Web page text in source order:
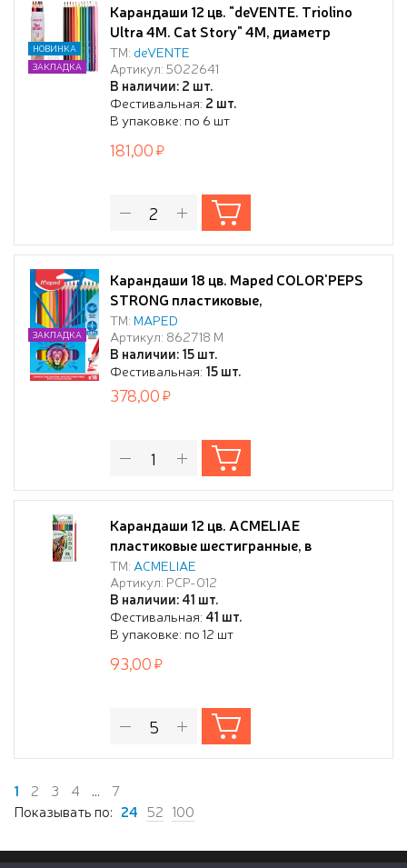
Карандаши 12 цв. "deVENTE. Triolino
Ultra 4М. Cat Story" 4М, диаметр
грифеля 3 мм, трёхгранные, в
картонном тубусе с точилкой
ТМ: deVENTE
Артикул: 5022641
В наличии: 2 шт.
Фестивальная: 2 шт.
В упаковке: по 6 шт
НОВИНКА
ЗАКЛАДКА
181,00
Карандаши 18 цв. Maped COLOR'PEPS
STRONG пластиковые,
повышен.прочности, к/кор.
ТМ: MAPED
Артикул: 862718 М
В наличии: 15 шт.
Фестивальная: 15 шт.
ЗАКЛАДКА
378,00
Карандаши 12 цв. ACMELIAE
пластиковые шестигранные, в
картонном футляре
ТМ: ACMELIAE
Артикул: PCP-012
В наличии: 41 шт.
Фестивальная: 41 шт.
В упаковке: по 12 шт
93,00
1 2 3 4 ...
7
Показывать по: 24 52 100